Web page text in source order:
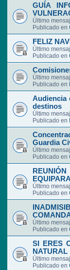
GUÍA
Último
Publicado en
FELIZ
Último
Publicado en
Último
Publicado en
Audiencia
destinos
Último
Publicado en
Guardia
Último
Publicado en
Último
Publicado en
Último
Publicado en
SI ERES
NATURAL
Último
Publicado en